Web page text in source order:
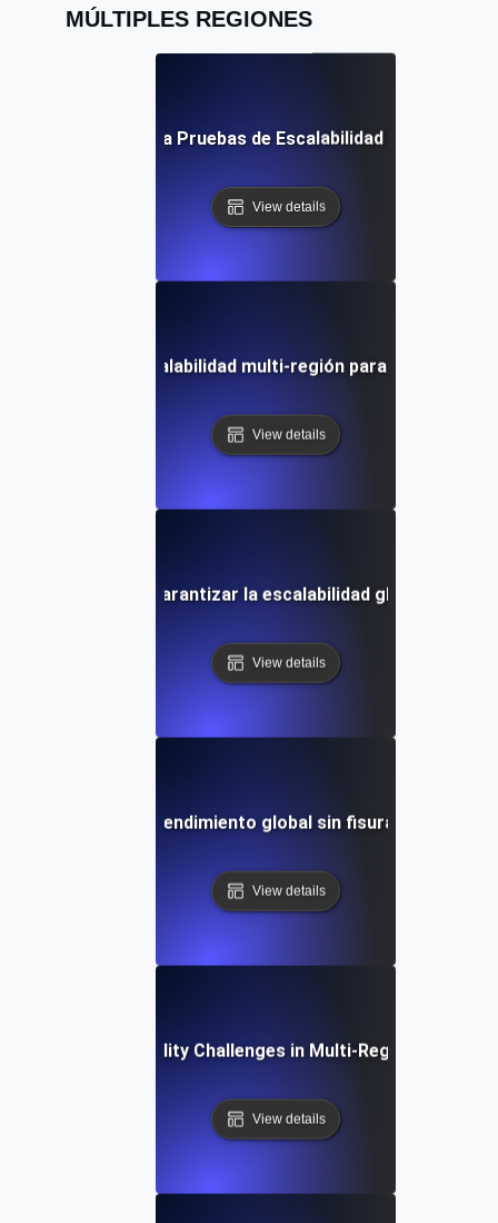
MÚLTIPLES REGIONES
Guía Completa para Pruebas de Escalabilidad Multi-
View details
datos de escalabilidad multi-región para optimizar
View details
prácticas para garantizar la escalabilidad global en
View details
Logrando un rendimiento global sin fisuras con
View details
Common Scalability Challenges in Multi-Region
View details